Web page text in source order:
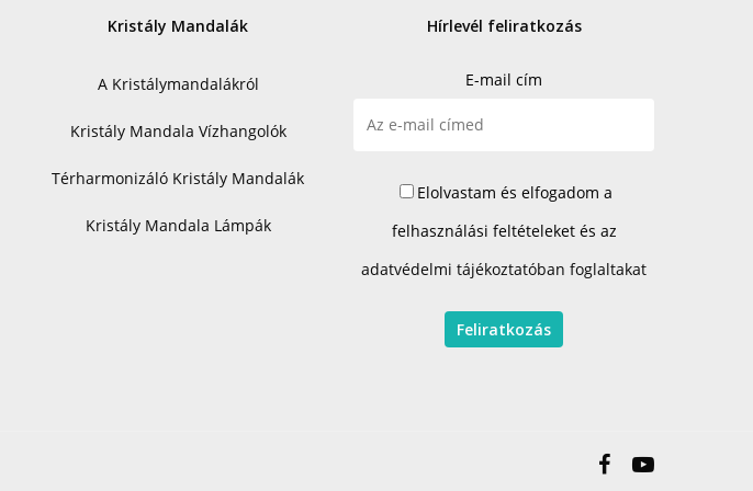
Kristály Mandalák
A Kristálymandalákról
Kristály Mandala Vízhangolók
Térharmonizáló Kristály Mandalák
Kristály Mandala Lámpák
Hírlevél feliratkozás
E-mail cím
Elolvastam és elfogadom a
felhasználási feltételeket és az
adatvédelmi tájékoztatóban foglaltakat